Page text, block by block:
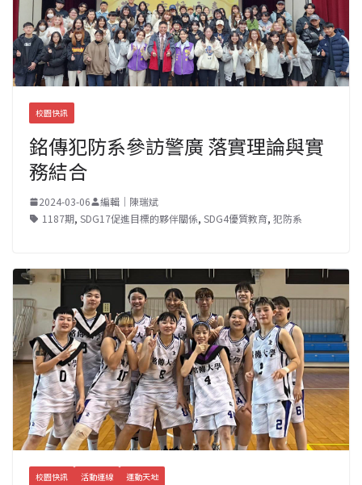
校園快訊
銘傳犯防系參訪警廣 落實理論與實
務結合
2024-03-06
編輯｜陳瑞斌
1187期, SDG17促進目標的夥伴關係, SDG4優質教育, 犯防系
校園快訊 活動連線 運動天地